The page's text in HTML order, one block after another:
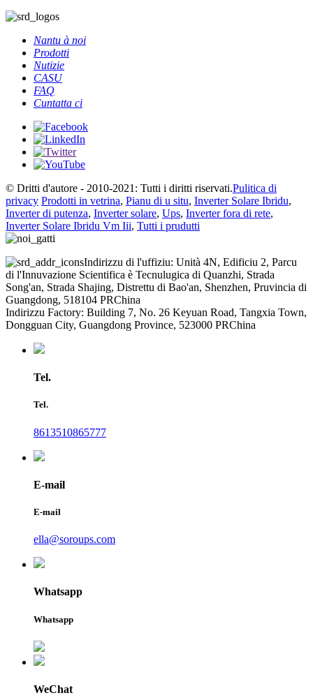
Nantu à noi
Prodotti
Nutizie
CASU
FAQ
Cuntatta ci
© Dritti d'autore - 2010-2021: Tutti i diritti riservati.Pulitica di
privacy Prodotti in vetrina, Pianu di u situ, Inverter Solare Ibridu,
Inverter di putenza, Inverter solare, Ups, Inverter fora di rete,
Inverter Solare Ibridu Vm Iii, Tutti i prudutti
Indirizzu di l'uffiziu: Unità 4N, Edificiu 2, Parcu
di l'Innuvazione Scientifica è Tecnulugica di Quanzhi, Strada
Song'an, Strada Shajing, Distrettu di Bao'an, Shenzhen, Pruvincia di
Guangdong, 518104 PRChina
Indirizzu Factory: Building 7, No. 26 Keyuan Road, Tangxia Town,
Dongguan City, Guangdong Province, 523000 PRChina
Tel.
Tel.
8613510865777
E-mail
E-mail
ella@soroups.com
Whatsapp
Whatsapp
WeChat